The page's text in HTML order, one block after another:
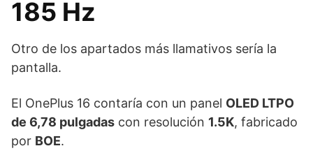
185 Hz
Otro de los apartados más llamativos sería la
pantalla.
El OnePlus 16 contaría con un panel OLED LTPO
de 6,78 pulgadas con resolución 1.5K, fabricado
por BOE.